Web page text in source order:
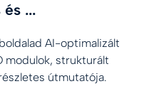
...
AI-optimalizált
modulok, strukturált
útmutatója.